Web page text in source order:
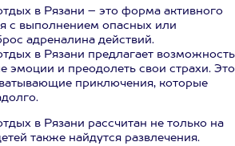
в Рязани – это форма активного
с выполнением опасных или
адреналина действий.
в Рязани предлагает возможность
эмоции и преодолеть свои страхи. Это
приключения, которые
в Рязани рассчитан не только на
также найдутся развлечения.